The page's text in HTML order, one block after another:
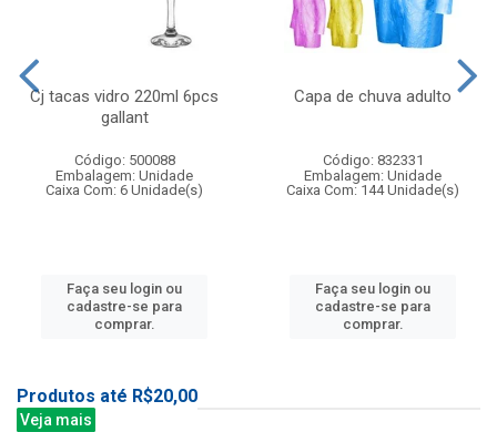
Cj tacas vidro 220ml 6pcs
gallant
Código: 500088
Embalagem: Unidade
Caixa Com: 6 Unidade(s)
Faça seu login ou
cadastre-se para
comprar.
Capa de chuva adulto
Código: 832331
Embalagem: Unidade
Caixa Com: 144 Unidade(s)
Faça seu login ou
cadastre-se para
comprar.
Produtos até R$20,00
Veja mais